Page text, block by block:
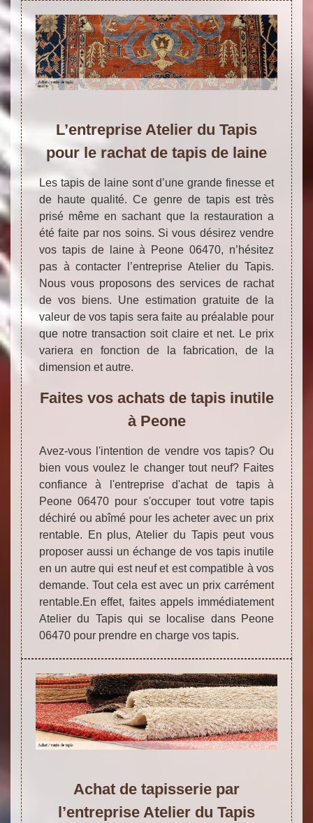
L’entreprise Atelier du Tapis
pour le rachat de tapis de laine
Les tapis de laine sont d’une grande finesse et
de haute qualité. Ce genre de tapis est très
prisé même en sachant que la restauration a
été faite par nos soins. Si vous désirez vendre
vos tapis de laine à Peone 06470, n’hésitez
pas à contacter l’entreprise Atelier du Tapis.
Nous vous proposons des services de rachat
de vos biens. Une estimation gratuite de la
valeur de vos tapis sera faite au préalable pour
que notre transaction soit claire et net. Le prix
variera en fonction de la fabrication, de la
dimension et autre.
Faites vos achats de tapis inutile
à Peone
Avez-vous l'intention de vendre vos tapis? Ou
bien vous voulez le changer tout neuf? Faites
confiance à l'entreprise d'achat de tapis à
Peone 06470 pour s'occuper tout votre tapis
déchiré ou abîmé pour les acheter avec un prix
rentable. En plus, Atelier du Tapis peut vous
proposer aussi un échange de vos tapis inutile
en un autre qui est neuf et est compatible à vos
demande. Tout cela est avec un prix carrément
rentable.En effet, faites appels immédiatement
Atelier du Tapis qui se localise dans Peone
06470 pour prendre en charge vos tapis.
Achat de tapisserie par
l’entreprise Atelier du Tapis